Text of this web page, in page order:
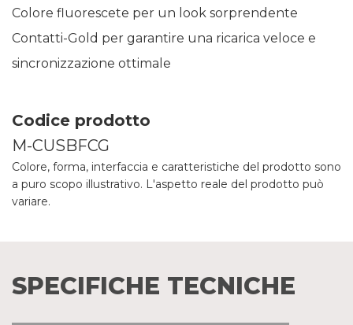
Colore fluorescete per un look sorprendente
Contatti-Gold per garantire una ricarica veloce e
sincronizzazione ottimale
Codice prodotto
M-CUSBFCG
Colore, forma, interfaccia e caratteristiche del prodotto sono
a puro scopo illustrativo. L'aspetto reale del prodotto può
variare.
SPECIFICHE TECNICHE